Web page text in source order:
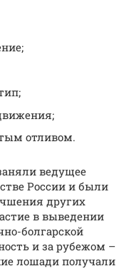
отливом.
ведущее
России и были
других
в выведении
болгарской
и за рубежом –
лошади получали